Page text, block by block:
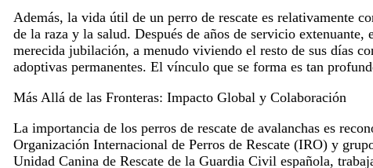
Además, la vida útil de un perro de rescate es relativamente
de la raza y la salud. Después de años de servicio
merecida jubilación, a menudo viviendo el resto de sus días
adoptivas permanentes. El vínculo que se forma es tan
Más Allá de las Fronteras: Impacto Global y Colaboración
La importancia de los perros de rescate de avalanchas es
Organización Internacional de Perros de Rescate (IRO) y
Unidad Canina de Rescate de la Guardia Civil española,